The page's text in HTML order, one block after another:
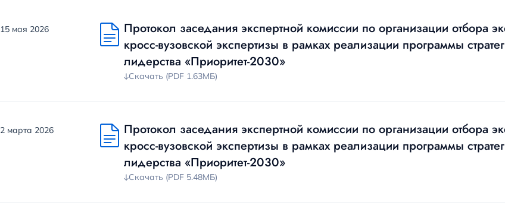
15 мая 2026
Протокол заседания экспертной комиссии по организации отбора
кросс-вузовской экспертизы в рамках реализации программы
лидерства «Приоритет-2030»
Скачать (PDF 1.63МБ)
2 марта 2026
Протокол заседания экспертной комиссии по организации отбора
кросс-вузовской экспертизы в рамках реализации программы
лидерства «Приоритет-2030»
Скачать (PDF 5.48МБ)